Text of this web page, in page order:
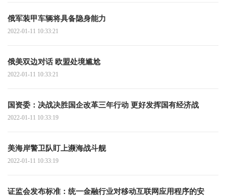
俄军装甲车辆将具备隐身能力
2022-01-11 10:33:21
俄美双边对话 欧盟处境尴尬
2022-01-11 10:33:21
国资委：决战决胜国企改革三年行动 更好发挥国有经济战
2022-01-11 10:33:19
美海岸警卫队盯上濒海战斗舰
2022-01-11 10:33:19
证监会发布标准：统一金融行业对移动互联网应用程序的安